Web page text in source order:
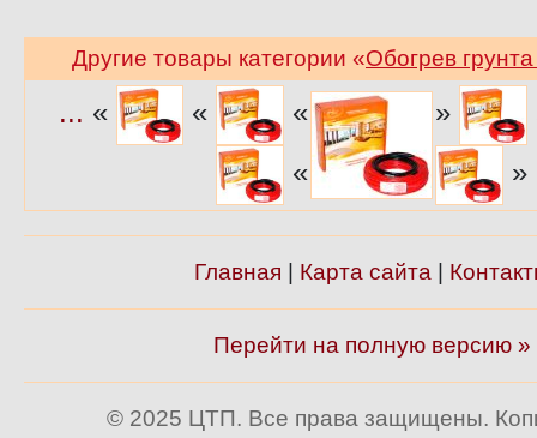
Другие товары категории «Обогрев
... « «
«
«
»
»
Главная Карта сайта
Перейти на полную версию »
© 2025 ЦТП. Все права защищены.